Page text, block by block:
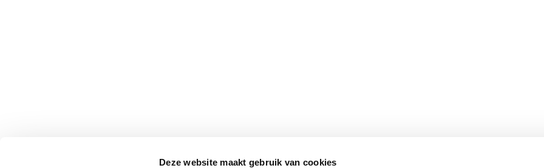
Deze website maakt gebruik van cookies